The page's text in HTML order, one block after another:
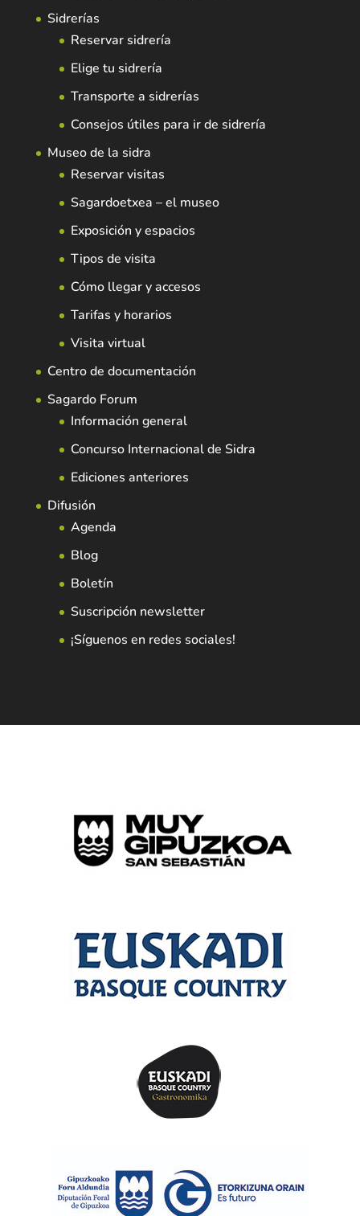
Sidrerías
Reservar sidrería
Elige tu sidrería
Transporte a sidrerías
Consejos útiles para ir de sidrería
Museo de la sidra
Reservar visitas
Sagardoetxea – el museo
Exposición y espacios
Tipos de visita
Cómo llegar y accesos
Tarifas y horarios
Visita virtual
Centro de documentación
Sagardo Forum
Información general
Concurso Internacional de Sidra
Ediciones anteriores
Difusión
Agenda
Blog
Boletín
Suscripción newsletter
¡Síguenos en redes sociales!